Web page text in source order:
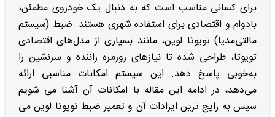
برای کسانی مناسب است که به دنبال یک خودروی مطمئن،
بادوام و اقتصادی برای استفاده شهری هستند. ضبط (سیستم
مالتی‌مدیا) تویوتا لوین، مانند بسیاری از مدل‌های اقتصادی
تویوتا، طراحی شده تا نیازهای روزمره راننده و سرنشین را
به‌خوبی پاسخ دهد. این سیستم امکانات مناسبی ارائه
می‌دهد، در ادامه این مقاله با امکانات آن آشنا می شویم
سپس به رایج ترین ایرادات آن و تعمیر ضبط تویوتا لوین می